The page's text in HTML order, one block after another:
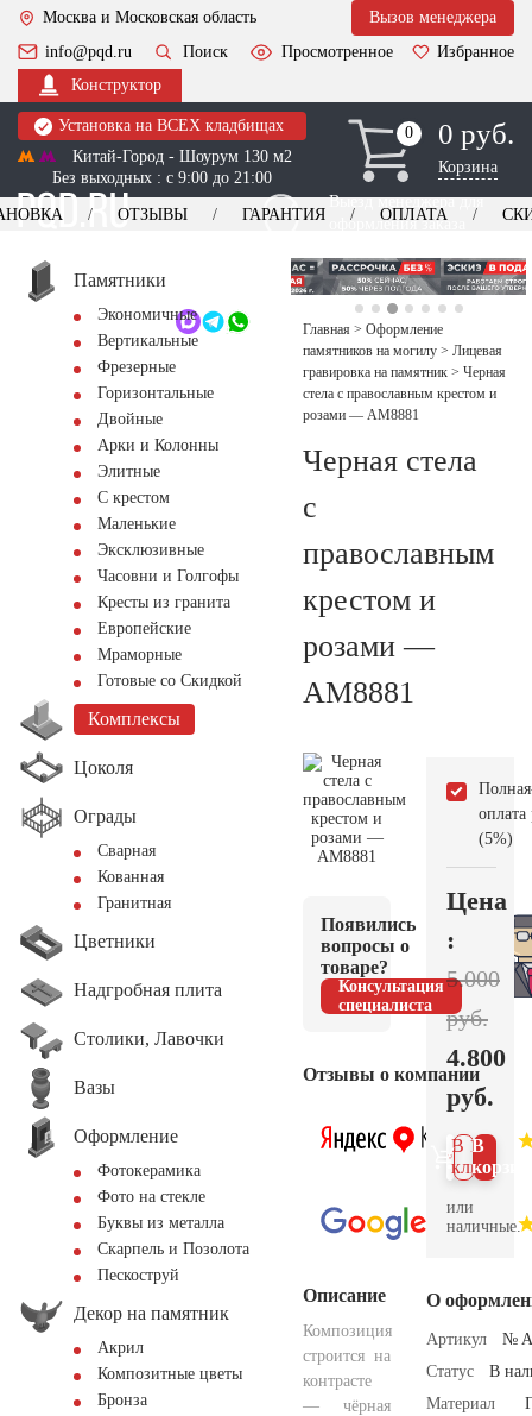
Москва и Московская область
Вызов менеджера
info@pqd.ru
Поиск Просмотренное
Избранное
Конструктор
Установка на ВСЕХ кладбищах
Китай-Город - Шоурум 130 м2
Без выходных : с 9:00 до 21:00
0
0 0 руб.
Корзина
Выезд менеджера для
оформления заказа
+7 (495) 518-44-23
Обратный звонок
ОТЗЫВЫ ГАРАНТИЯ ОПЛАТА
Памятники
Экономичные
Вертикальные
Фрезерные
Горизонтальные
Двойные
Арки и Колонны
Элитные
С крестом
Маленькие
Эксклюзивные
Часовни и Голгофы
Кресты из гранита
Европейские
Мраморные
Готовые со Скидкой
Комплексы
Цоколя
Ограды
Сварная
Кованная
Гранитная
Цветники
Надгробная плита
Столики, Лавочки
Вазы
Оформление
Фотокерамика
Фото на стекле
Буквы из металла
Скарпель и Позолота
Пескоструй
Декор на памятник
Акрил
Композитные цветы
Бронза
Главная > Оформление
памятников на могилу > Лицевая
гравировка на памятник > Черная
стела с православным крестом и
розами — AM8881
Черная стела
с
православным
крестом и
розами —
AM8881
Появились
вопросы о
товаре?
Консультация
специалиста
Отзывы о компании
Описание
Композиция
строится на
контрасте
— чёрная
Полная
оплата
(5%)
Цена
:
5.000
руб.
4.800
руб.
В
В 1
клик
или
наличные.
О
Артикул
№
Статус
В
Материал